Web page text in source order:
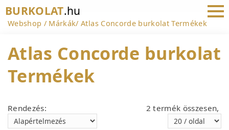
BURKOLAT.hu
Webshop Márkák Atlas Concorde burkolat Termékek
Atlas Concorde burkolat
Termékek
Rendezés: 2 termék összesen,